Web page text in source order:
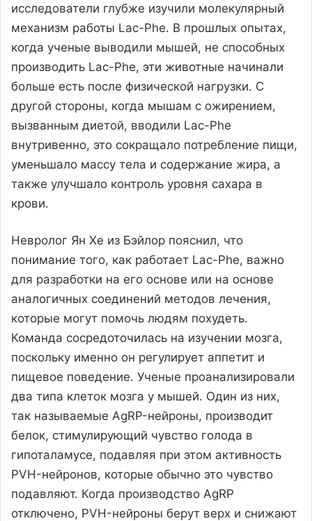
исследователи глубже изучили молекулярный
механизм работы Lac-Phe. В прошлых опытах,
когда ученые выводили мышей, не способных
производить Lac-Phe, эти животные начинали
больше есть после физической нагрузки. С
другой стороны, когда мышам с ожирением,
вызванным диетой, вводили Lac-Phe
внутривенно, это сокращало потребление пищи,
уменьшало массу тела и содержание жира, а
также улучшало контроль уровня сахара в
крови.
Невролог Ян Хе из Бэйлор пояснил, что
понимание того, как работает Lac-Phe, важно
для разработки на его основе или на основе
аналогичных соединений методов лечения,
которые могут помочь людям похудеть.
Команда сосредоточилась на изучении мозга,
поскольку именно он регулирует аппетит и
пищевое поведение. Ученые проанализировали
два типа клеток мозга у мышей. Один из них,
так называемые AgRP-нейроны, производит
белок, стимулирующий чувство голода в
гипоталамусе, подавляя при этом активность
PVH-нейронов, которые обычно это чувство
подавляют. Когда производство AgRP
отключено, PVH-нейроны берут верх и снижают